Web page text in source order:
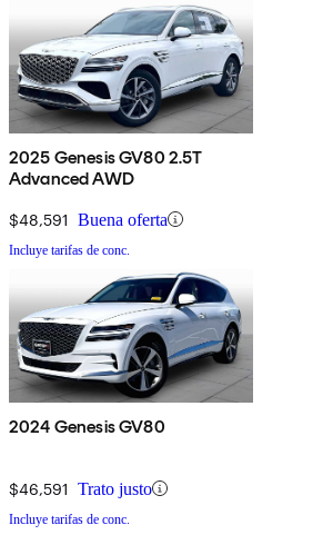
2025 Genesis GV80 2.5T
Advanced AWD
$48,591 Buena oferta
Incluye tarifas de conc.
2024 Genesis GV80
$46,591 Trato justo
Incluye tarifas de conc.